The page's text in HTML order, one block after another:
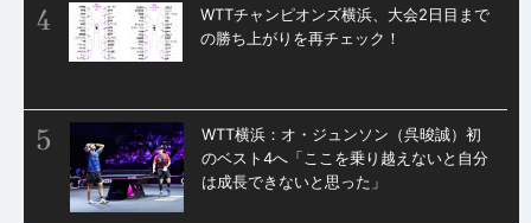
4
WTTチャンピオンズ横浜、大会2日目まで
の勝ち上がりを再チェック！
5
WTT横浜：オ・ジュンソン（呉晙誠）初
のベスト4へ「ここを乗り越えないと自分
は成長できないと思った」